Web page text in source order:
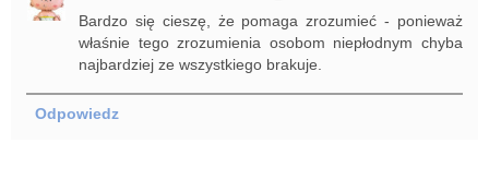
Bardzo się cieszę, że pomaga zrozumieć - ponieważ
właśnie tego zrozumienia osobom niepłodnym chyba
najbardziej ze wszystkiego brakuje.
Odpowiedz